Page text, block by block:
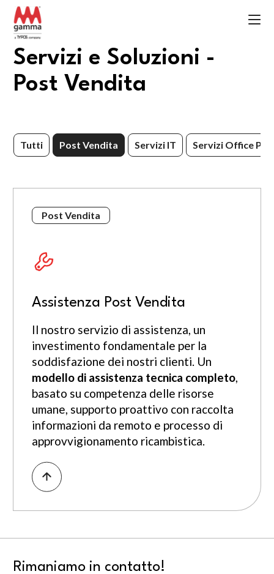
Servizi e Soluzioni -
Post Vendita
Tutti Post Vendita Servizi IT Servizi Office
Post Vendita
Assistenza Post Vendita
Il nostro servizio di assistenza, un
investimento fondamentale per la
soddisfazione dei nostri clienti. Un
modello di assistenza tecnica completo,
basato su competenza delle risorse
umane, supporto proattivo con raccolta
informazioni da remoto e processo di
approvvigionamento ricambistica.
Rimaniamo in contatto!